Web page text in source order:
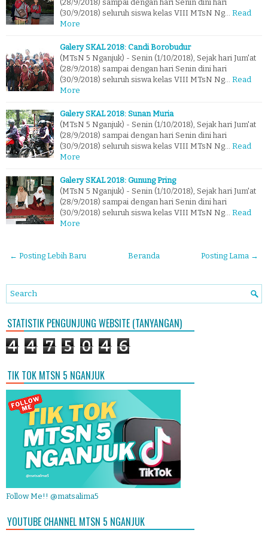
(28/9/2018) sampai dengan hari Senin dini hari
(30/9/2018) seluruh siswa kelas VIII MTsN Ng…
Read
More
Galery SKAL 2018: Candi Borobudur
(MTsN 5 Nganjuk) - Senin (1/10/2018), Sejak hari Jum'at
(28/9/2018) sampai dengan hari Senin dini hari
(30/9/2018) seluruh siswa kelas VIII MTsN Ng…
Read
More
Galery SKAL 2018: Sunan Muria
(MTsN 5 Nganjuk) - Senin (1/10/2018), Sejak hari Jum'at
(28/9/2018) sampai dengan hari Senin dini hari
(30/9/2018) seluruh siswa kelas VIII MTsN Ng…
Read
More
Galery SKAL 2018: Gunung Pring
(MTsN 5 Nganjuk) - Senin (1/10/2018), Sejak hari Jum'at
(28/9/2018) sampai dengan hari Senin dini hari
(30/9/2018) seluruh siswa kelas VIII MTsN Ng…
Read
More
← Posting Lebih Baru Posting Lama →
Beranda
STATISTIK PENGUNJUNG WEBSITE (TANYANGAN)
4 4 7 5 0 4 6
TIK TOK MTSN 5 NGANJUK
Follow Me!! @matsalima5
YOUTUBE CHANNEL MTSN 5 NGANJUK